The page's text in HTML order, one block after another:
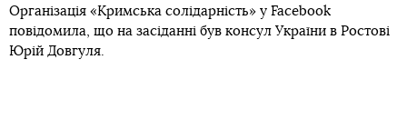
Організація «Кримська солідарність» у Facebook
повідомила, що на засіданні був консул України в Ростові
Юрій Довгуля.